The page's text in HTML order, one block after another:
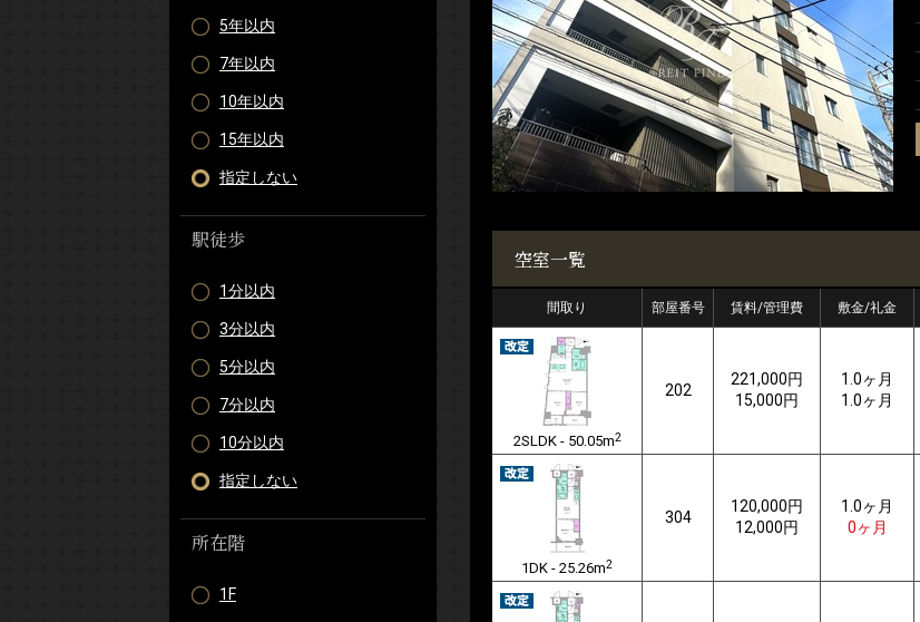
5年以内
7年以内
10年以内
15年以内
指定しない
駅徒歩
1分以内
3分以内
5分以内
7分以内
10分以内
指定しない
所在階
1F
空室一覧
間取り 部屋番号 賃料/管理費 敷金/礼金
2SLDK - 50.05m2
202
221,000円
15,000円
1.0ヶ月
1.0ヶ月
1DK - 25.26m2
304
120,000円
12,000円
1.0ヶ月
0ヶ月